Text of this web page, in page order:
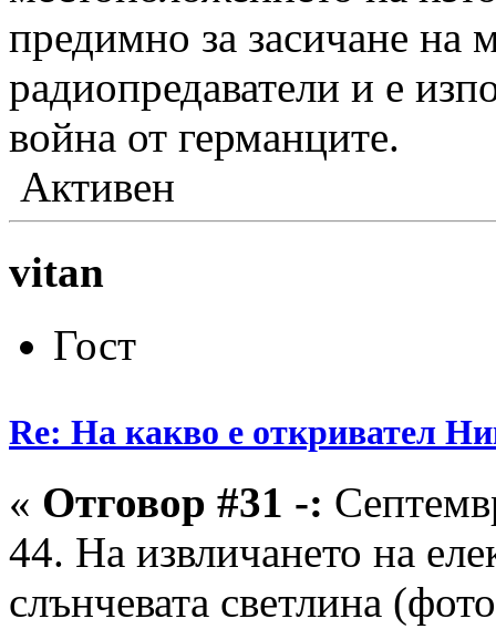
предимно за засичане на
радиопредаватели и е
война от германците.
Активен
vitan
Гост
Re: На какво е откривател
« Отговор #31 -:
44. На извличането на
слънчевата светлина